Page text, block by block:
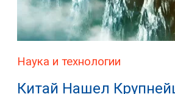
Наука и технологии
Китай Нашел